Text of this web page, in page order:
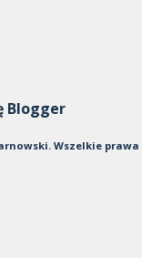
Blogger
Wszelkie prawa